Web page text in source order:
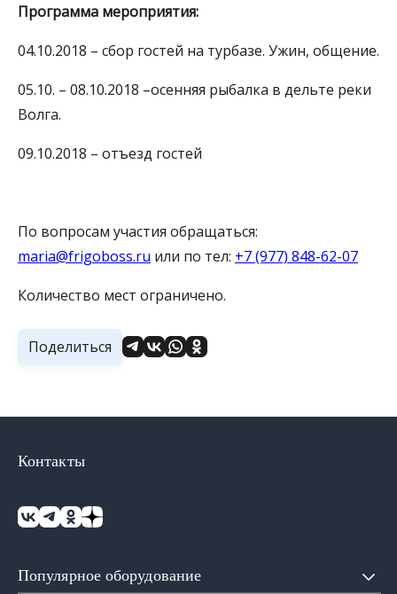
Программа мероприятия:
04.10.2018 – сбор гостей на турбазе. Ужин, общение.
05.10. – 08.10.2018 –осенняя рыбалка в дельте реки
Волга.
09.10.2018 – отъезд гостей
По вопросам участия обращаться:
maria@frigoboss.ru или по тел: +7 (977) 848-62-07
Количество мест ограничено.
Поделиться
Популярное оборудование
Контакты